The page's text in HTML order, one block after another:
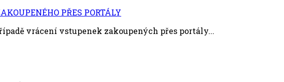
PŘES PORTÁLY
vrácení vstupenek zakoupených přes portály...